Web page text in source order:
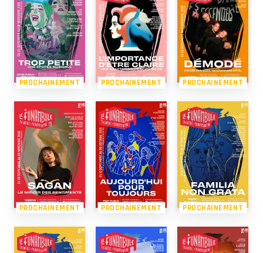
PROCHAINEMENT PROCHAINEMENT PROCHAINEMENT
PROCHAINEMENT PROCHAINEMENT PROCHAINEMENT